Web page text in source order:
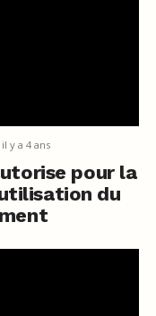
il y a 4 ans
pour la
du